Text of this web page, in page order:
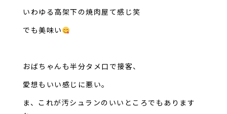
いわゆる高架下の焼肉屋て感じ笑
でも美味い
おばちゃんも半分タメ口で接客、
愛想もいい感じに悪い。
ま、これが汚シュランのいいところでもあります